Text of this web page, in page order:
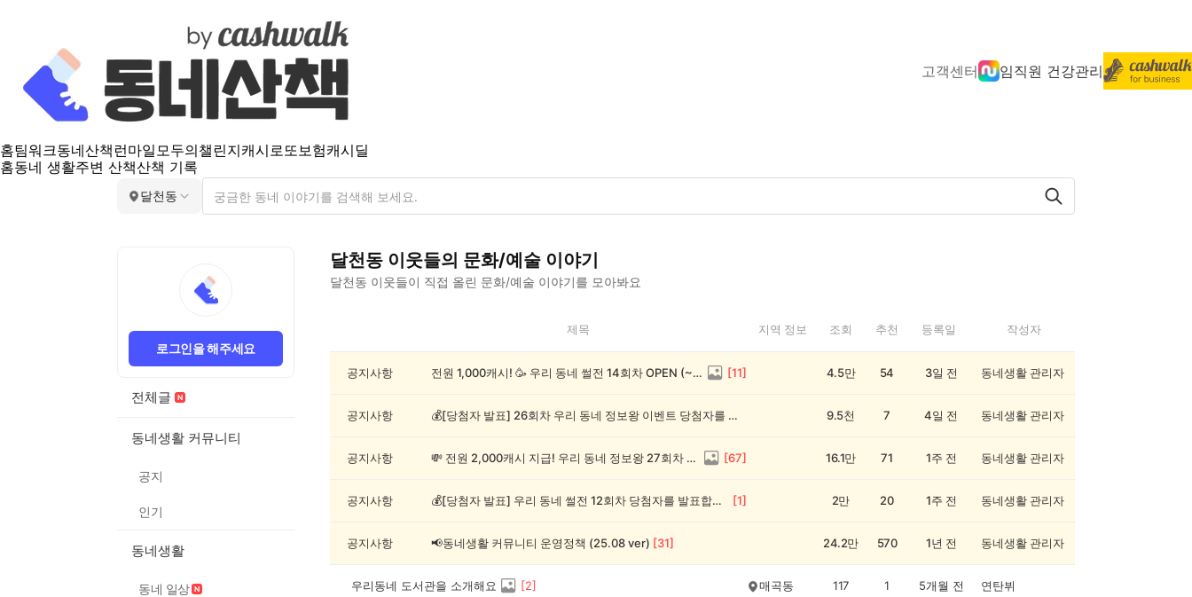
고객센터 임직원 건강관리
홈팀워크동네산책 런마일모두의챌린지캐시로또보험캐시딜
홈동네 생활주변 산책산책 기록
달천동
로그인을 해주세요
전체글
동네생활 커뮤니티
공지
인기
동네생활
동네 일상
달천동 이웃들의 문화/예술 이야기
달천동 이웃들이 직접 올린 문화/예술 이야기를 모아봐요
동
제목 지역 정보 조회 추천 등록일 작성자
공지사항 전원 1,000캐시! 🥳 우리 동네 썰전 14회차 OPEN (~8/17) [11] 4.5만 54 3일 전 동네생활 관리자
공지사항 💰[당첨자 발표] 26회차 우리 동네 정보왕 이벤트 당첨자를 발표합니다! 9.5천 7 4일 전 동네생활 관리자
공지사항 💸 전원 2,000캐시 지급! 우리 동네 정보왕 27회차 (~8/10) [67] 16.1만 71 1주 전 동네생활 관리자
공지사항 💰[당첨자 발표] 우리 동네 썰전 12회차 당첨자를 발표합니다! [1] 2만 20 1주 전 동네생활 관리자
공지사항 📢동네생활 커뮤니티 운영정책 (25.08 ver) [31] 24.2만 570 1년 전 동네생활 관리자
우리동네 도서관을 소개해요 [2] 매곡동 117 1 5개월 전 연탄뷔